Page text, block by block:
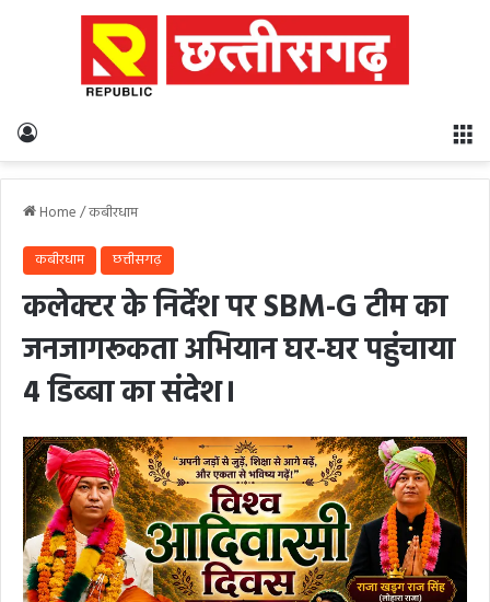
Home/कबीरधाम
कबीरधाम छत्तीसगढ़
कलेक्टर के निर्देश पर SBM-G टीम का
जनजागरूकता अभियान घर-घर पहुंचाया
4 डिब्बा का संदेश।